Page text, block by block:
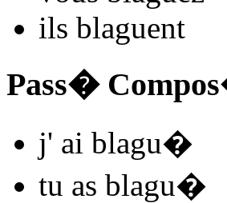
ils blaguent
Pass�
j' ai blagu�
tu as blagu�